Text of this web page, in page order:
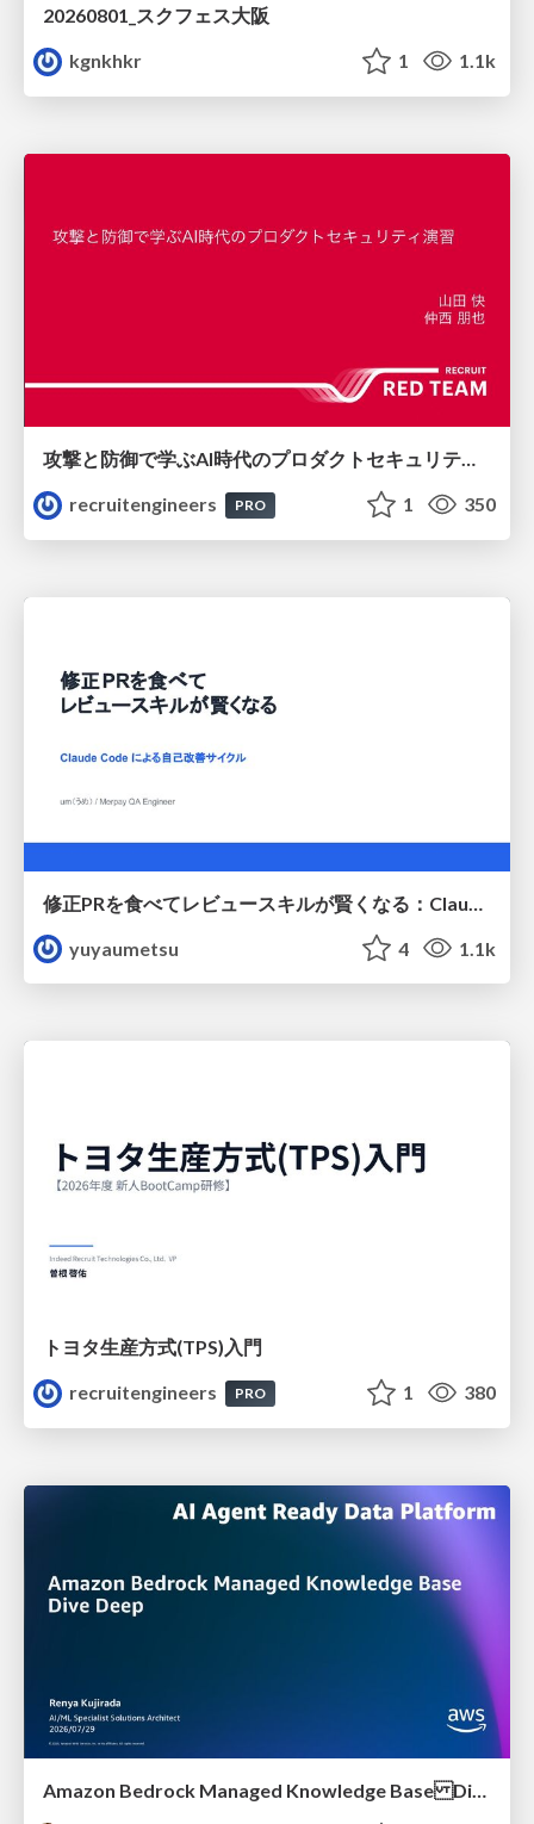
20260801_スクフェス大阪
kgnkhkr
1 1.1k
攻撃と防御で学ぶAI時代のプロダクトセキュリティ演習
recruitengineers
PRO 1 350
yuyaumetsu
4 1.1k
トヨタ⽣産⽅式(TPS)⼊⾨
recruitengineers
PRO 1 380
Amazon Bedrock Managed Knowledge Base Dive Deep